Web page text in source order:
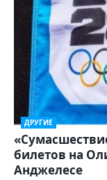
ДРУГИЕ
билетов на
Анджелесе